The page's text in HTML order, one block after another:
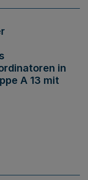
in
A 13 mit